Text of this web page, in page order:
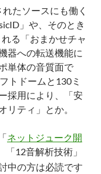
たソースにも働く
」や、そのとき
る「おまかせチャ
器への転送機能に
単体の音質面で
トドームと130ミ
採用により、「安
リティ」とか。
ネットジューク開
「12音解析技術」
中の方は必読です